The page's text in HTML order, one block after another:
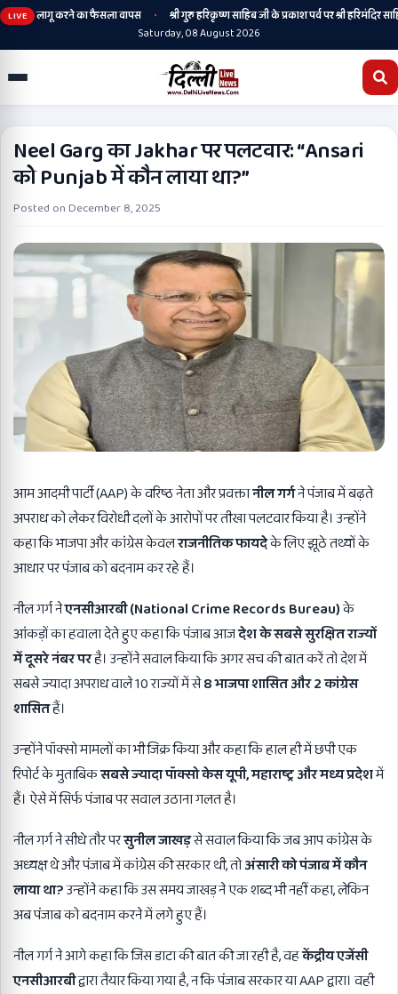
LIVEलागू करने का फैसला वापस •
श्री गुरु हरिकृष्ण साहिब जी के प्रकाश पर्व पर श्री हरिमंदिर
Saturday, 08 August 2026
Neel Garg का Jakhar पर पलटवार: “Ansari
को Punjab में कौन लाया था?”
Posted on December 8, 2025
आम आदमी पार्टी (AAP) के वरिष्ठ नेता और प्रवक्तानील गर्गने पंजाब में बढ़ते
अपराध को लेकर विरोधी दलों के आरोपों पर तीखा पलटवार किया है। उन्होंने
कहा कि भाजपा और कांग्रेस केवलराजनीतिक फायदेके लिए झूठे तथ्यों के
आधार पर पंजाब को बदनाम कर रहे हैं।
नील गर्ग नेएनसीआरबी (National Crime Records Bureau)के
आंकड़ों का हवाला देते हुए कहा कि पंजाब आजदेश के सबसे सुरक्षित राज्यों
में दूसरे नंबर परहै। उन्होंने सवाल किया कि अगर सच की बात करें तो देश में
सबसे ज्यादा अपराध वाले 10 राज्यों में से8भाजपा शासित और 2कांग्रेस
शासितहैं।
उन्होंने पॉक्सो मामलों का भी जिक्र किया और कहा कि हाल ही में छपी एक
रिपोर्ट के मुताबिकसबसे ज्यादा पॉक्सो केस यूपी,महाराष्ट्र और मध्य प्रदेशमें
हैं। ऐसे में सिर्फ पंजाब पर सवाल उठाना गलत है।
नील गर्ग ने सीधे तौर परसुनील जाखड़से सवाल किया कि जब आप कांग्रेस के
अध्यक्ष थे और पंजाब में कांग्रेस की सरकार थी, तोअंसारी को पंजाब में कौन
लाया था?उन्होंने कहा कि उस समय जाखड़ ने एक शब्द भी नहीं कहा, लेकिन
अब पंजाब को बदनाम करने में लगे हुए हैं।
नील गर्ग ने आगे कहा कि जिस डाटा की बात की जा रही है, वहकेंद्रीय एजेंसी
एनसीआरबीद्वारा तैयार किया गया है, न कि पंजाब सरकार या AAP द्वारा। वही